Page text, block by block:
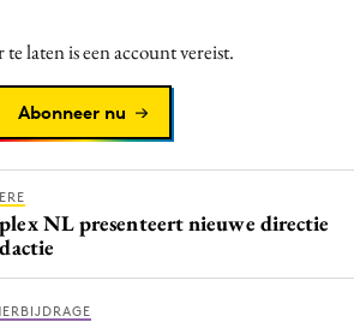
laten is een account vereist.
Abonneer nu
NL presenteert nieuwe directie